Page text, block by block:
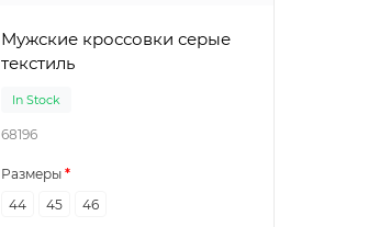
Мужские кроссовки серые
текстиль
In Stock
68196
Размеры
44
45 46